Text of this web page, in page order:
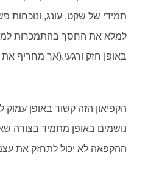
תמידי של שקט, עונג, ונוכחות
למלא את החסך בהתמכרות
באופן חזק ורגעי.(אך מחריף
הקפיאון הזה קשור באופן
נושמים באופן מתמיד בצורה
ההקפאה לא יכול לתחזק את